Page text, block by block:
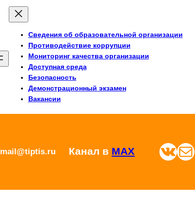
Сведения об образовательной организации
Противодействие коррупции
Мониторинг качества организации
Доступная среда
Безопасность
Демонстрационный экзамен
Вакансии
mail@tiptis.ru Канал в MAX ВКонтакте Почта